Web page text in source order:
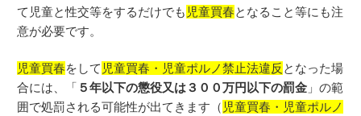
て児童と性交等をするだけでも 児童買春となること等にも注
意が必要です。
児童買春をして 児童買春・児童ポルノ禁止法違反 となった場
合には、「 ５年以下の懲役又は３００万円以下の罰金 」の範
囲で処罰される可能性が出てきます（ 児童買春・児童ポルノ